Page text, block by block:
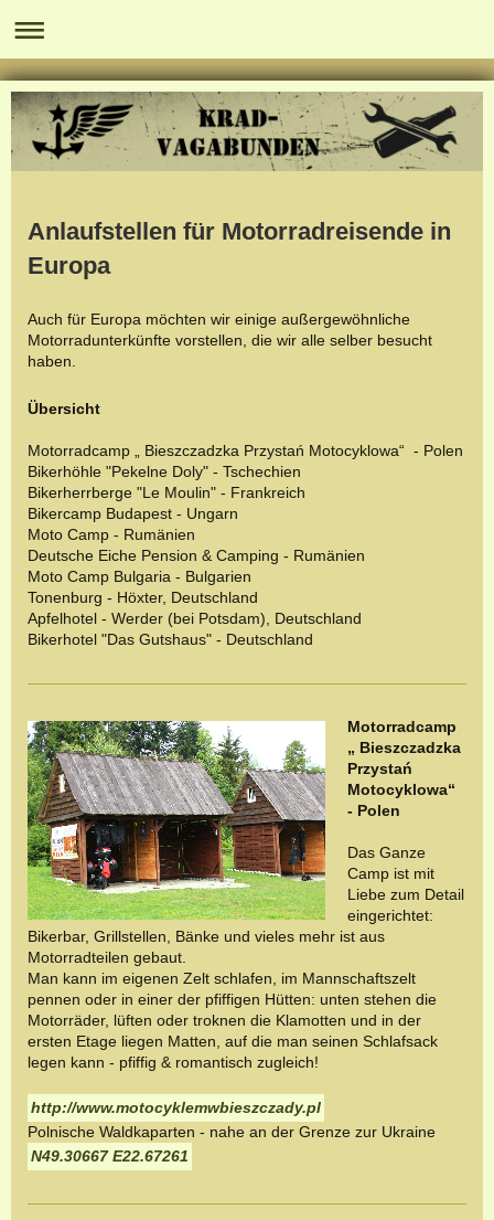
Anlaufstellen für Motorradreisende in
Europa
Auch für Europa möchten wir einige außergewöhnliche
Motorradunterkünfte vorstellen, die wir alle selber besucht
haben.
Übersicht
Motorradcamp „ Bieszczadzka Przystań Motocyklowa“ - Polen
Bikerhöhle "Pekelne Doly" - Tschechien
Bikerherrberge "Le Moulin" - Frankreich
Bikercamp Budapest - Ungarn
Moto Camp - Rumänien
Deutsche Eiche Pension & Camping - Rumänien
Moto Camp Bulgaria - Bulgarien
Tonenburg - Höxter, Deutschland
Apfelhotel - Werder (bei Potsdam), Deutschland
Bikerhotel "Das Gutshaus" - Deutschland
Motorradcamp
„ Bieszczadzka
Przystań
Motocyklowa“
- Polen
Das Ganze
Camp ist mit
Liebe zum Detail
eingerichtet:
Bikerbar, Grillstellen, Bänke und vieles mehr ist aus
Motorradteilen gebaut.
Man kann im eigenen Zelt schlafen, im Mannschaftszelt
pennen oder in einer der pfiffigen Hütten: unten stehen die
Motorräder, lüften oder troknen die Klamotten und in der
ersten Etage liegen Matten, auf die man seinen Schlafsack
legen kann - pfiffig & romantisch zugleich!
http://www.motocyklemwbieszczady.pl
Polnische Waldkaparten - nahe an der Grenze zur Ukraine
N49.30667 E22.67261